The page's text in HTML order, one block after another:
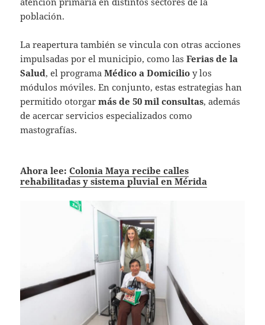
población.
La reapertura también se vincula con otras acciones
impulsadas por el municipio, como lasFerias de la
Salud, el programaMédico a Domicilio y los
módulos móviles. En conjunto, estas estrategias han
permitido otorgarmás de 50 mil consultas, además
de acercar servicios especializados como
mastografías.
Ahora lee:Colonia Maya recibe calles
rehabilitadas y sistema pluvial en Mérida